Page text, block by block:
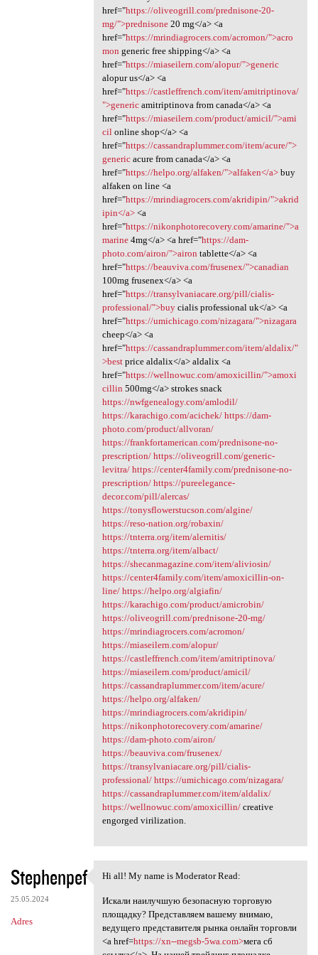
href="https://oliveogrill.com/prednisone-20-
mg/">prednisone20 mg</a> <a
href="https://mrindiagrocers.com/acromon/">acro
mon generic free shipping</a> <a
href="https://miaseilern.com/alopur/">generic
alopur us</a> <a
href="https://castleffrench.com/item/amitriptinova/
">genericamitriptinova from canada</a> <a
href="https://miaseilern.com/product/amicil/">ami
cil online shop</a> <a
href="https://cassandraplummer.com/item/acure/">
genericacure from canada</a> <a
href="https://helpo.org/alfaken/">alfaken</a>buy
alfaken on line <a
href="https://mrindiagrocers.com/akridipin/">akrid
ipin</a><a
href="https://nikonphotorecovery.com/amarine/">a
marine4mg</a> <a href="https://dam-
photo.com/airon/">airon tablette</a> <a
href="https://beauviva.com/frusenex/">canadian
100mg frusenex</a> <a
href="https://transylvaniacare.org/pill/cialis-
professional/">buycialis professional uk</a> <a
href="https://umichicago.com/nizagara/">nizagara
cheep</a> <a
href="https://cassandraplummer.com/item/aldalix/"
>bestprice aldalix</a> aldalix <a
href="https://wellnowuc.com/amoxicillin/">amoxi
cillin 500mg</a> strokes snack
https://nwfgenealogy.com/amlodil/
https://karachigo.com/acichek/ https://dam-
photo.com/product/allvoran/
https://frankfortamerican.com/prednisone-no-
prescription/ https://oliveogrill.com/generic-
levitra/ https://center4family.com/prednisone-no-
prescription/ https://pureelegance-
decor.com/pill/alercas/
https://tonysflowerstucson.com/algine/
https://reso-nation.org/robaxin/
https://tnterra.org/item/alernitis/
https://tnterra.org/item/albact/
https://shecanmagazine.com/item/aliviosin/
https://center4family.com/item/amoxicillin-on-
line/ https://helpo.org/algiafin/
https://karachigo.com/product/amicrobin/
https://oliveogrill.com/prednisone-20-mg/
https://mrindiagrocers.com/acromon/
https://miaseilern.com/alopur/
https://castleffrench.com/item/amitriptinova/
https://miaseilern.com/product/amicil/
https://cassandraplummer.com/item/acure/
https://helpo.org/alfaken/
https://mrindiagrocers.com/akridipin/
https://nikonphotorecovery.com/amarine/
https://dam-photo.com/airon/
https://beauviva.com/frusenex/
https://transylvaniacare.org/pill/cialis-
professional/ https://umichicago.com/nizagara/
https://cassandraplummer.com/item/aldalix/
https://wellnowuc.com/amoxicillin/creative
engorged virilization.
Stephenpef
25.05.2024
Adres
Hi all! My name is Moderator
Hi all! My name is Moderator Read:
Искали наилучшую безопасную торговую
площадку? Представляем вашему внимаю,
ведущего представителя рынка онлайн торговли
<a href=https://xn--megsb-5wa.com>мега сб